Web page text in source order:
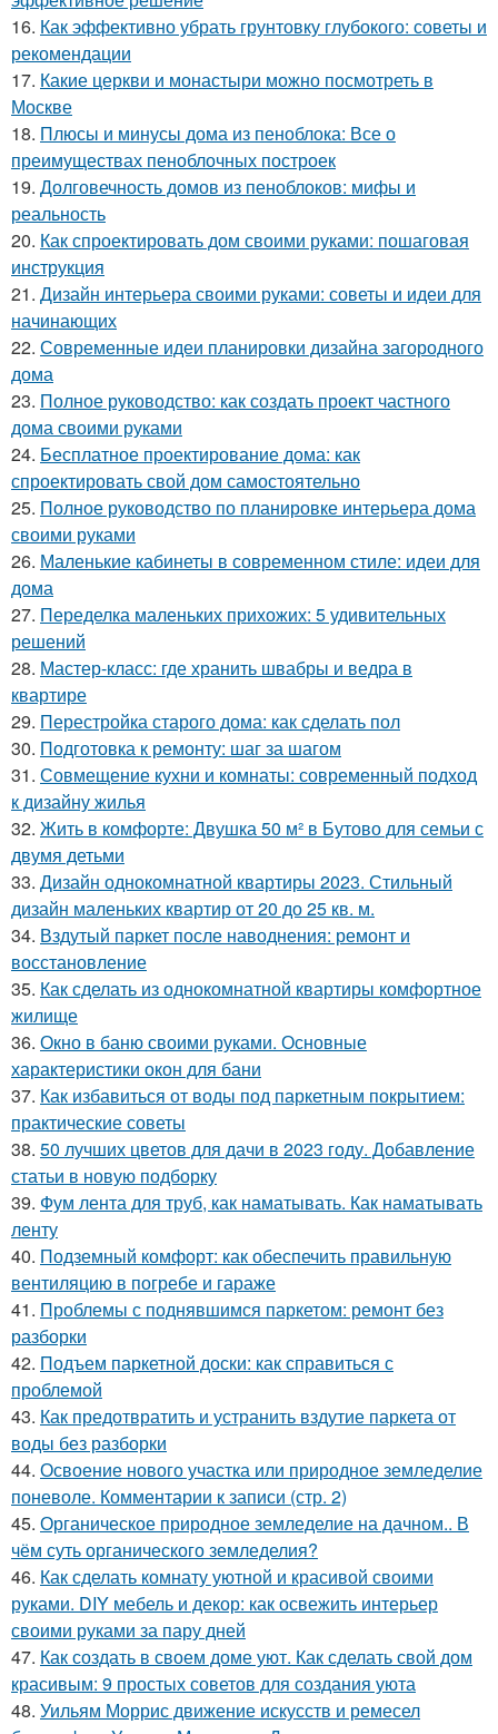
16. Как эффективно убрать грунтовку глубокого: советы и
рекомендации
17. Какие церкви и монастыри можно посмотреть в
Москве
18. Плюсы и минусы дома из пеноблока: Все о
преимуществах пеноблочных построек
19. Долговечность домов из пеноблоков: мифы и
реальность
20. Как спроектировать дом своими руками: пошаговая
инструкция
21. Дизайн интерьера своими руками: советы и идеи для
начинающих
22. Современные идеи планировки дизайна загородного
дома
23. Полное руководство: как создать проект частного
дома своими руками
24. Бесплатное проектирование дома: как
спроектировать свой дом самостоятельно
25. Полное руководство по планировке интерьера дома
своими руками
26. Маленькие кабинеты в современном стиле: идеи для
дома
27. Переделка маленьких прихожих: 5 удивительных
решений
28. Мастер-класс: где хранить швабры и ведра в
квартире
29. Перестройка старого дома: как сделать пол
30. Подготовка к ремонту: шаг за шагом
31. Совмещение кухни и комнаты: современный подход
к дизайну жилья
32. Жить в комфорте: Двушка 50 м² в Бутово для семьи с
двумя детьми
33. Дизайн однокомнатной квартиры 2023. Стильный
дизайн маленьких квартир от 20 до 25 кв. м.
34. Вздутый паркет после наводнения: ремонт и
восстановление
35. Как сделать из однокомнатной квартиры комфортное
жилище
36. Окно в баню своими руками. Основные
характеристики окон для бани
37. Как избавиться от воды под паркетным покрытием:
практические советы
38. 50 лучших цветов для дачи в 2023 году. Добавление
статьи в новую подборку
39. Фум лента для труб, как наматывать. Как наматывать
ленту
40. Подземный комфорт: как обеспечить правильную
вентиляцию в погребе и гараже
41. Проблемы с поднявшимся паркетом: ремонт без
разборки
42. Подъем паркетной доски: как справиться с
проблемой
43. Как предотвратить и устранить вздутие паркета от
воды без разборки
44. Освоение нового участка или природное земледелие
поневоле. Комментарии к записи (стр. 2)
45. Органическое природное земледелие на дачном.. В
чём суть органического земледелия?
46. Как сделать комнату уютной и красивой своими
руками. DIY мебель и декор: как освежить интерьер
своими руками за пару дней
47. Как создать в своем доме уют. Как сделать свой дом
красивым: 9 простых советов для создания уюта
48. Уильям Моррис движение искусств и ремесел